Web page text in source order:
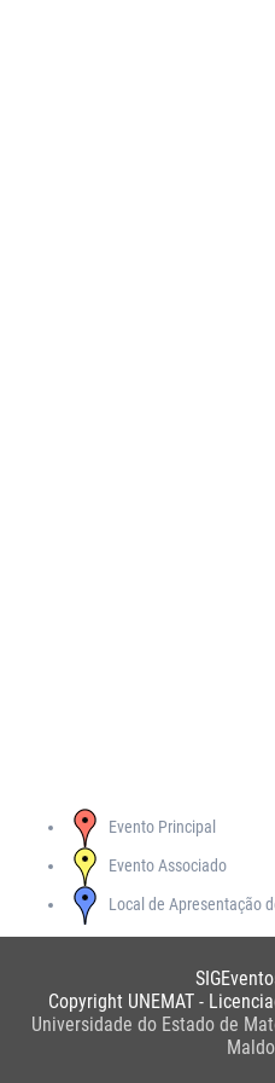
Evento Principal
Evento Associado
Local de Apresentação
Copyright UNEMAT -
Universidade do Estado de